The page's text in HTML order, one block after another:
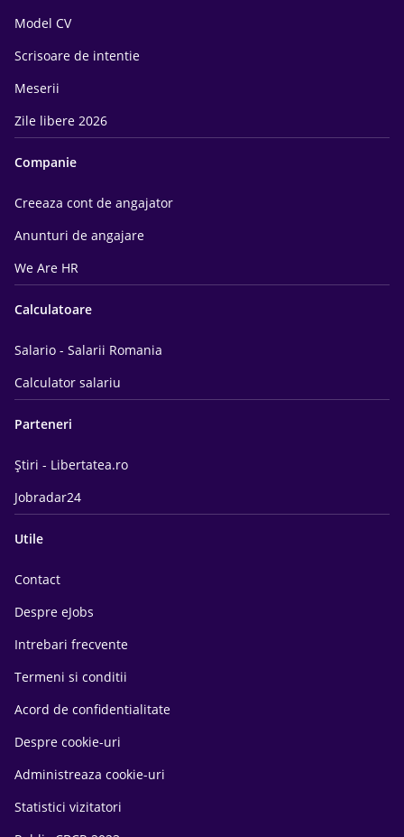
Model CV
Scrisoare de intentie
Meserii
Zile libere 2026
Companie
Creeaza cont de angajator
Anunturi de angajare
We Are HR
Calculatoare
Salario - Salarii Romania
Calculator salariu
Parteneri
Știri - Libertatea.ro
Jobradar24
Utile
Contact
Despre eJobs
Intrebari frecvente
Termeni si conditii
Acord de confidentialitate
Despre cookie-uri
Administreaza cookie-uri
Statistici vizitatori